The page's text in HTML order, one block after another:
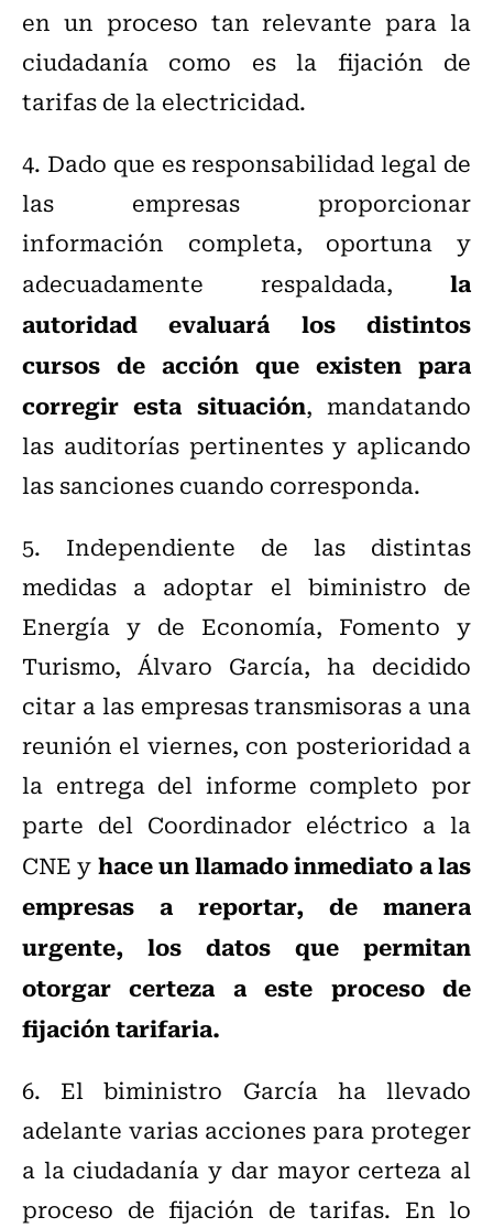
en un proceso tan relevante para la
ciudadanía como es la fijación de
tarifas de la electricidad.
4. Dado que es responsabilidad legal de
las empresas proporcionar
información completa, oportuna y
adecuadamente respaldada, la
autoridad evaluará los distintos
cursos de acción que existen para
corregir esta situación, mandatando
las auditorías pertinentes y aplicando
las sanciones cuando corresponda.
5. Independiente de las distintas
medidas a adoptar el biministro de
Energía y de Economía, Fomento y
Turismo, Álvaro García, ha decidido
citar a las empresas transmisoras a una
reunión el viernes, con posterioridad a
la entrega del informe completo por
parte del Coordinador eléctrico a la
CNE yhace un llamado inmediato a las
empresas a reportar, de manera
urgente, los datos que permitan
otorgar certeza a este proceso de
fijación tarifaria.
6. El biministro García ha llevado
adelante varias acciones para proteger
a la ciudadanía y dar mayor certeza al
proceso de fijación de tarifas. En lo